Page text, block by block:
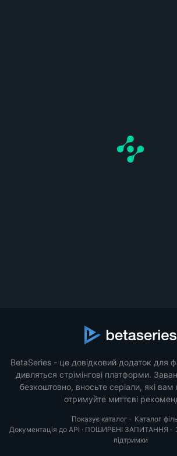
BetaSeries - це довідковий додаток для
дивляться стрімінгові платформи.
безкоштовно, вносьте серіали, які
отримуйте миттєві
Показує каталог · Каталог
Документація до API · ПОШИРЕНІ ЗАПИТАННЯ ·
підтримки